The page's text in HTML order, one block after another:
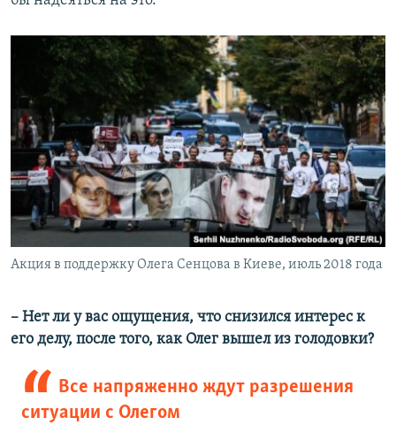
Акция в поддержку Олега Сенцова в Киеве, июль 2018 года
– Нет ли у вас ощущения, что снизился интерес к
его делу, после того, как Олег вышел из голодовки?
Все напряженно ждут разрешения
ситуации с Олегом